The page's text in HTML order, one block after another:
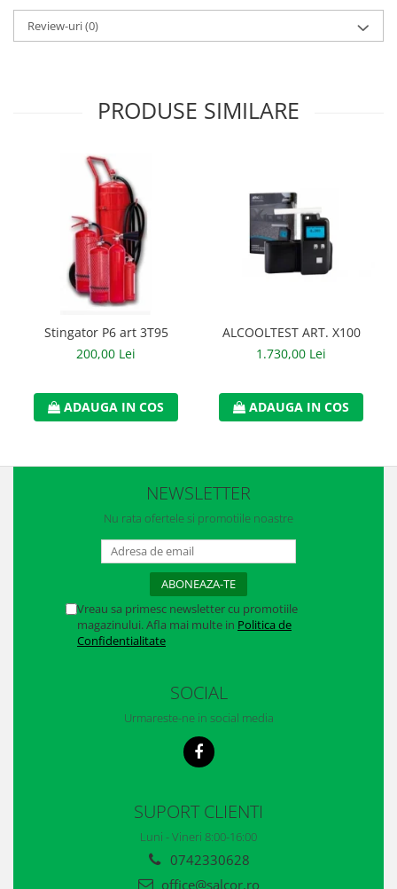
Manusi fibre speciale
Manusi fibre speciale impregnate
Manusi neopren
Manusi piele
Manusi textil
Manusi tricot impregnat
Outdoor
Incaltaminte Outdoor
Protectia capului
Protectie auditiva
Review-uri(0)
PRODUSE SIMILARE
Stingator P6 art 3T95
200,00 Lei
ADAUGA IN COS
ALCOOLTEST ART. X100
1.730,00 Lei
ADAUGA IN COS
NEWSLETTER
Nu rata ofertele si promotiile noastre
Vreau sa primesc newsletter cu promotiile
magazinului. Afla mai multe in Politica de
Confidentialitate
SOCIAL
Urmareste-ne in social media
SUPORT CLIENTI
Luni - Vineri 8:00-16:00
0742330628
office@salcor.ro